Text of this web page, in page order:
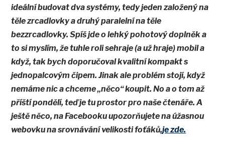
ideální budovatdva systémy, tedy jeden založený na
těle zrcadlovky a druhý paralelní na těle
bezzrcadlovky. Spíš jde o lehký pohotový doplněk a
to si myslím, že tuhle roli sehraje (a už hraje) mobil a
když, tak bych doporučoval kvalitní kompakt s
jednopalcovým čipem. Jinak ale problém stojí, když
nemáme nic a chceme „něco“ koupit. No a o tom až
příští pondělí, teď je tu prostor pro naše čtenáře. A
ještě něco, na Facebooku upozorňujete na úžasnou
webovku na srovnávání velikosti foťáků,je zde.